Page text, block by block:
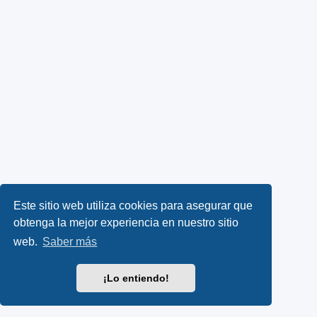
Este sitio web utiliza cookies para asegurar que
obtenga la mejor experiencia en nuestro sitio
web. Saber más
¡Lo entiendo!